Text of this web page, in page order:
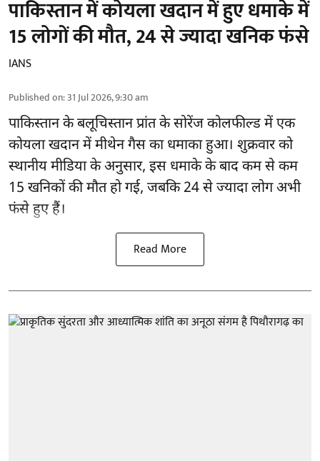
पाकिस्तान में कोयला खदान में हुए धमाके में
15 लोगों की मौत, 24 से ज्यादा खनिक फंसे
IANS
Published on:31 Jul 2026, 9:30 am
पाकिस्तानके बलूचिस्तान प्रांत के सोरेंज कोलफील्ड में एक
कोयला खदान में मीथेन गैस का धमाका हुआ। शुक्रवार को
स्थानीय मीडिया के अनुसार, इस धमाके के बाद कम से कम
15 खनिकों की मौत हो गई, जबकि 24 से ज्यादा लोग अभी
फंसे हुए हैं।
Read More